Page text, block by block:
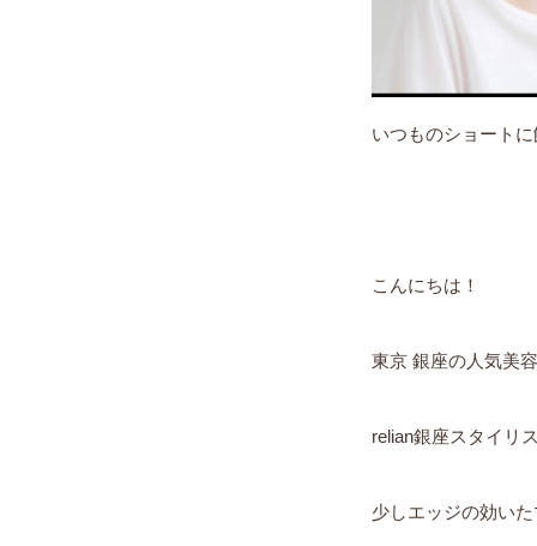
いつものショート
こんにちは！
東京 銀座の人気美
relian銀座スタイリ
少しエッジの効い